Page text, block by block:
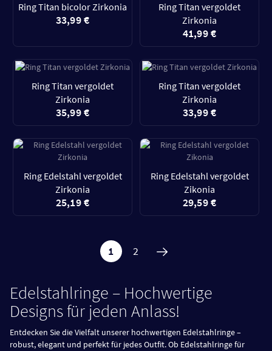
Ring Titan bicolor Zirkonia
33,99 €
Ring Titan vergoldet
Zirkonia
41,99 €
Ring Titan vergoldet
Zirkonia
35,99 €
Ring Titan vergoldet
Zirkonia
33,99 €
Ring Edelstahl vergoldet
Zirkonia
25,19 €
Ring Edelstahl vergoldet
Zikonia
29,59 €
1 2
Edelstahlringe – Hochwertige
Designs für jeden Anlass!
Entdecken Sie die Vielfalt unserer hochwertigen Edelstahlringe –
robust, elegant und perfekt für jedes Outfit. Ob Edelstahlringe für